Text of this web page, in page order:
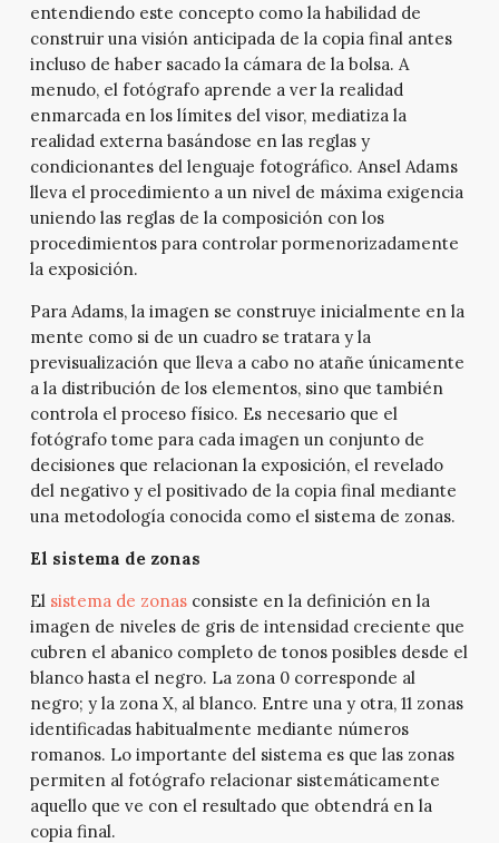
entendiendo este concepto como la habilidad de
construir una visión anticipada de la copia final antes
incluso de haber sacado la cámara de la bolsa. A
menudo, el fotógrafo aprende a ver la realidad
enmarcada en los límites del visor, mediatiza la
realidad externa basándose en las reglas y
condicionantes del lenguaje fotográfico. Ansel Adams
lleva el procedimiento a un nivel de máxima exigencia
uniendo las reglas de la composición con los
procedimientos para controlar pormenorizadamente
la exposición.
Para Adams, la imagen se construye inicialmente en la
mente como si de un cuadro se tratara y la
previsualización que lleva a cabo no atañe únicamente
a la distribución de los elementos, sino que también
controla el proceso físico. Es necesario que el
fotógrafo tome para cada imagen un conjunto de
decisiones que relacionan la exposición, el revelado
del negativo y el positivado de la copia final mediante
una metodología conocida como el sistema de zonas.
El sistema de zonas
El sistema de zonasconsiste en la definición en la
imagen de niveles de gris de intensidad creciente que
cubren el abanico completo de tonos posibles desde el
blanco hasta el negro. La zona 0 corresponde al
negro; y la zona X, al blanco. Entre una y otra, 11 zonas
identificadas habitualmente mediante números
romanos. Lo importante del sistema es que las zonas
permiten al fotógrafo relacionar sistemáticamente
aquello que ve con el resultado que obtendrá en la
copia final.